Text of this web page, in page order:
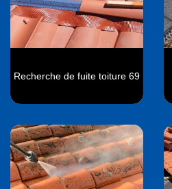
Recherche de fuite toiture 69